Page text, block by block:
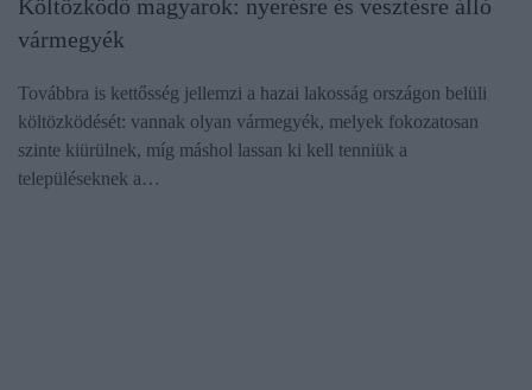
Költözködő magyarok: nyerésre és vesztésre álló
vármegyék
Továbbra is kettősség jellemzi a hazai lakosság országon belüli
költözködését: vannak olyan vármegyék, melyek fokozatosan
szinte kiürülnek, míg máshol lassan ki kell tenniük a
településeknek a…